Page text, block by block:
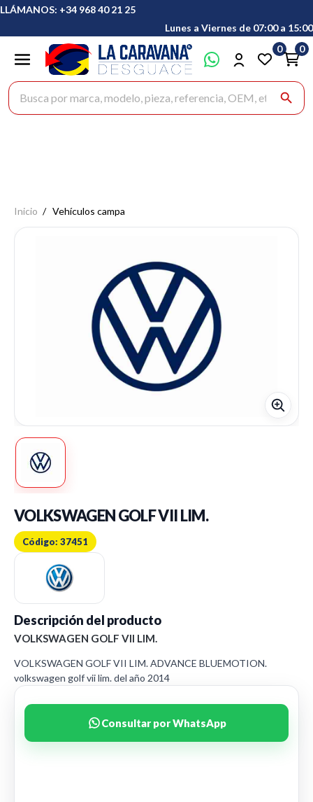
LLÁMANOS: +34 968 40 21 25
Lunes a Viernes de 07:00 a 15:00
Buscar productos
search
0 0
Inicio Vehículos campa
VOLKSWAGEN GOLF VII LIM.
Código: 37451
Descripción del producto
VOLKSWAGEN GOLF VII LIM.
VOLKSWAGEN GOLF VII LIM. ADVANCE BLUEMOTION.
volkswagen golf vii lim. del año 2014
Consultar por WhatsApp